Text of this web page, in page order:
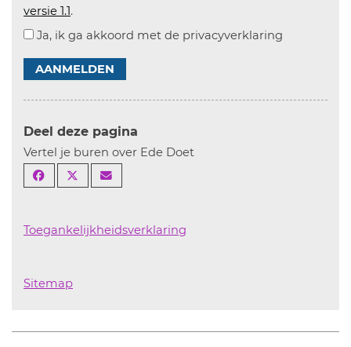
versie 1.1.
Ja, ik ga akkoord met de privacyverklaring
AANMELDEN
Deel deze pagina
Vertel je buren over Ede Doet
Toegankelijkheidsverklaring
Sitemap